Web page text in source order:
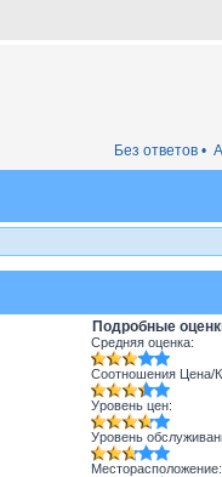
Без ответов •
Подробные
Средняя оценка:
Соотношения Цена/
Уровень цен:
Уровень
Месторасположение: